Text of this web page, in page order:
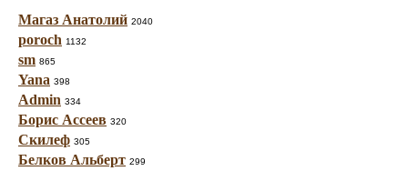
Магаз Анатолий 2040
poroch 1132
sm 865
Yana 398
Admin 334
Борис Ассеев 320
Скилеф 305
Белков Альберт 299